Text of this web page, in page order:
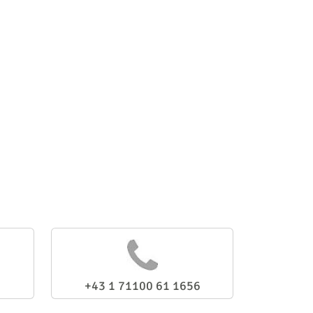
+43 1 71100 61 1656